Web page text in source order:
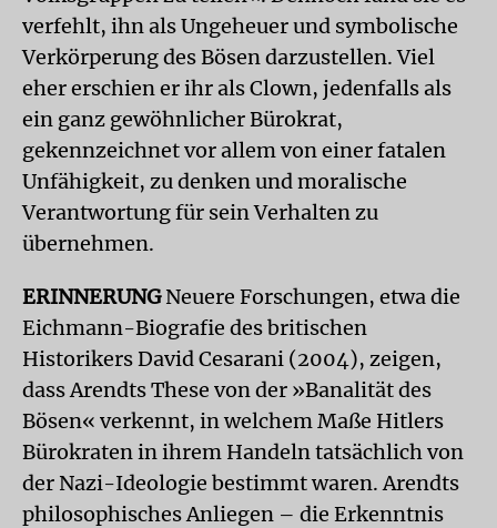
verfehlt, ihn als Ungeheuer und symbolische
Verkörperung des Bösen darzustellen. Viel
eher erschien er ihr als Clown, jedenfalls als
ein ganz gewöhnlicher Bürokrat,
gekennzeichnet vor allem von einer fatalen
Unfähigkeit, zu denken und moralische
Verantwortung für sein Verhalten zu
übernehmen.
ERINNERUNGNeuere Forschungen, etwa die
Eichmann-Biografie des britischen
Historikers David Cesarani (2004), zeigen,
dass Arendts These von der »Banalität des
Bösen« verkennt, in welchem Maße Hitlers
Bürokraten in ihrem Handeln tatsächlich von
der Nazi-Ideologie bestimmt waren. Arendts
philosophisches Anliegen – die Erkenntnis